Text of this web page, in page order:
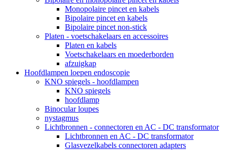
Monopolaire pincet en kabels
Bipolaire pincet en kabels
Bipolaire pincet non-stick
Platen - voetschakelaars en accessoires
Platen en kabels
Voetschakelaars en moederborden
afzuigkap
Hoofdlampen loepen endoscopie
KNO spiegels - hoofdlampen
KNO spiegels
hoofdlamp
Binocular loupes
nystagmus
Lichtbronnen - connectoren en AC - DC transformator
Lichtbronnen en AC - DC transformator
Glasvezelkabels connectoren adapters